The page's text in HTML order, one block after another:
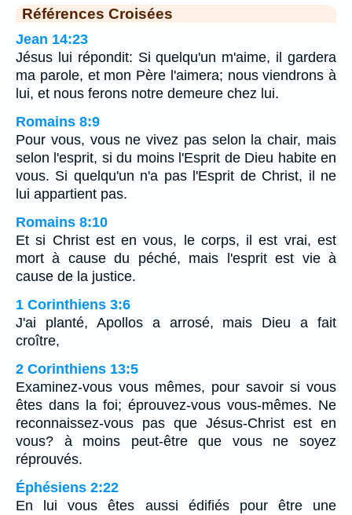
Références Croisées
Jean 14:23
Jésus lui répondit: Si quelqu'un m'aime, il gardera
ma parole, et mon Père l'aimera; nous viendrons à
lui, et nous ferons notre demeure chez lui.
Romains 8:9
Pour vous, vous ne vivez pas selon la chair, mais
selon l'esprit, si du moins l'Esprit de Dieu habite en
vous. Si quelqu'un n'a pas l'Esprit de Christ, il ne
lui appartient pas.
Romains 8:10
Et si Christ est en vous, le corps, il est vrai, est
mort à cause du péché, mais l'esprit est vie à
cause de la justice.
1 Corinthiens 3:6
J'ai planté, Apollos a arrosé, mais Dieu a fait
croître,
2 Corinthiens 13:5
Examinez-vous vous mêmes, pour savoir si vous
êtes dans la foi; éprouvez-vous vous-mêmes. Ne
reconnaissez-vous pas que Jésus-Christ est en
vous? à moins peut-être que vous ne soyez
réprouvés.
Éphésiens 2:22
En lui vous êtes aussi édifiés pour être une